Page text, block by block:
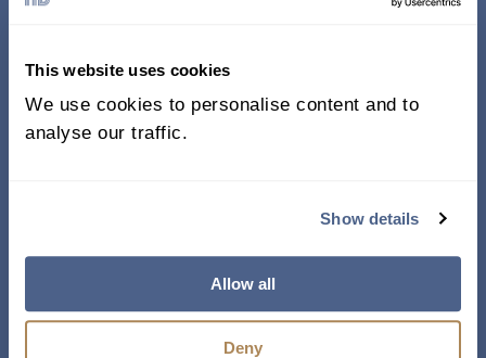
This website uses cookies
We use cookies to personalise content and to
analyse our traffic.
Show details
Allow all
Deny
338, Rue Saint-Antoine E.
Bureau 011, Montréal QC
H2Y 1A3 Canada
Téléphone